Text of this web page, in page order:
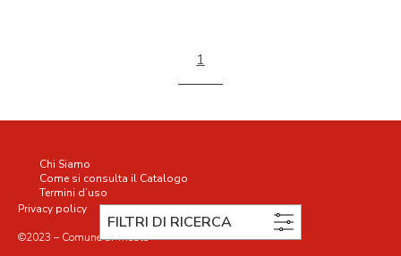
FILTRI DI RICERCA
1
©2023 – Comune di Trieste
Chi Siamo
Come si consulta il Catalogo
Termini d’uso
Privacy policy
Cookie policy